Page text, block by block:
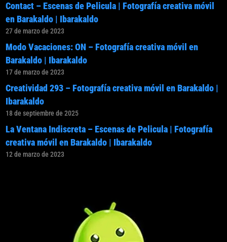
Contact – Escenas de Pelicula | Fotografía creativa móvil
en Barakaldo | Ibarakaldo
27 de marzo de 2023
Modo Vacaciones: ON – Fotografía creativa móvil en
Barakaldo | Ibarakaldo
17 de marzo de 2023
Creatividad 293 – Fotografía creativa móvil en Barakaldo |
Ibarakaldo
18 de septiembre de 2025
La Ventana Indiscreta – Escenas de Pelicula | Fotografía
creativa móvil en Barakaldo | Ibarakaldo
12 de marzo de 2023